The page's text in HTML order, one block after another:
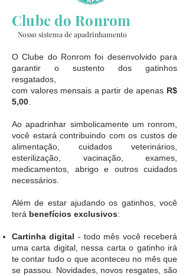
Clube do Ronrom
Nosso sistema de apadrinhamento
O Clube do Ronrom foi desenvolvido para
garantir o sustento dos gatinhos
resgatados,
com valores mensais a partir de apenas R$
5,00
Ao apadrinhar simbolicamente um ronrom,
você estará contribuindo com os custos de
alimentação, cuidados veterinários,
esterilização, vacinação, exames,
medicamentos, abrigo e outros cuidados
necessários.
Além de estar ajudando os gatinhos, você
terá benefícios exclusivos:
Cartinha digital - todo mês você receberá
uma carta digital, nessa carta o gatinho irá
te contar tudo o que aconteceu no mês que
se passou. ​Novidades, novos resgates, são